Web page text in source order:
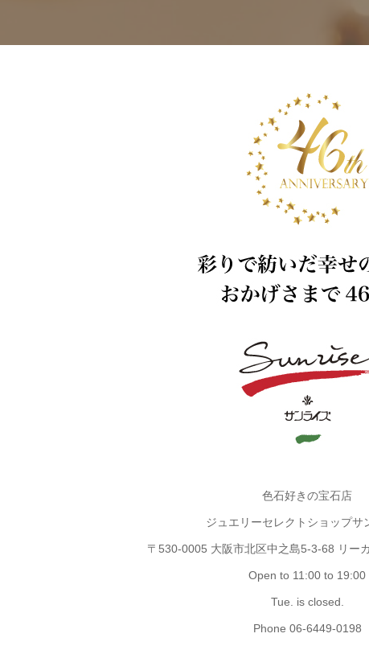
色石好きの宝石店
ジュエリーセレクトショップサ
〒530-0005 大阪市北区中之島5-3-68 リー
Open to 11:00 to 19:00
Tue. is closed.
Phone 06-6449-0198